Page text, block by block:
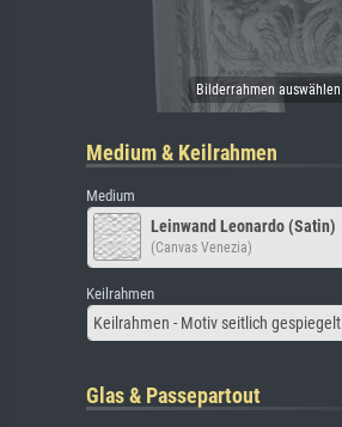
Medium & Keilrahmen
Medium
Leinwand Leonardo (Satin)
(Canvas Venezia)
Keilrahmen
Keilrahmen - Motiv seitlich gespiegelt
Glas & Passepartout